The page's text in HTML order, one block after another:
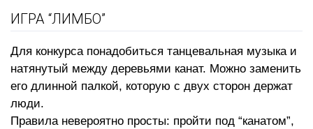
ИГРА “ЛИМБО”
Для конкурса понадобиться танцевальная музыка и
натянутый между деревьями канат. Можно заменить
его длинной палкой, которую с двух сторон держат
люди.
Правила невероятно просты: пройти под “канатом”,